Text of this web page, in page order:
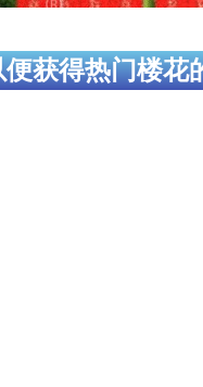
获得热门楼花